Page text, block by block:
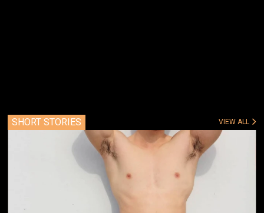
SHORT STORIES VIEW ALL